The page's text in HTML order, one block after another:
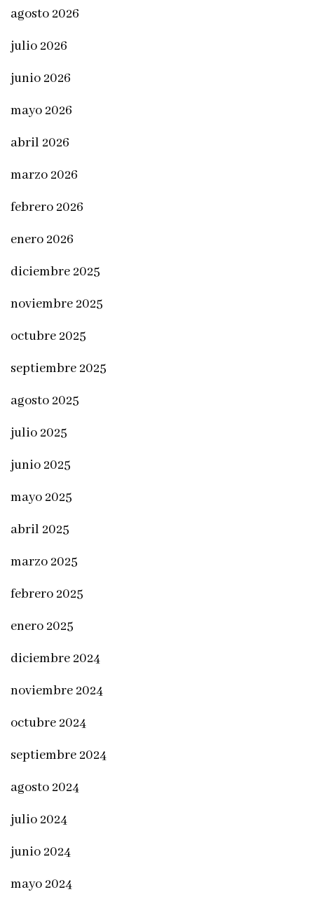
agosto 2026
julio 2026
junio 2026
mayo 2026
abril 2026
marzo 2026
febrero 2026
enero 2026
diciembre 2025
noviembre 2025
octubre 2025
septiembre 2025
agosto 2025
julio 2025
junio 2025
mayo 2025
abril 2025
marzo 2025
febrero 2025
enero 2025
diciembre 2024
noviembre 2024
octubre 2024
septiembre 2024
agosto 2024
julio 2024
junio 2024
mayo 2024